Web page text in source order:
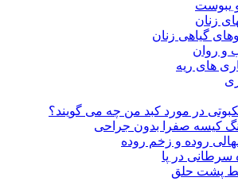
یبوست
زنان
گیاهی زنان
و روان
های ریه
در مورد کبد من چه می گویند؟
کیسه صفرا بدون جراحی
روده و زخم روده
سرطانی در پا
پشت حلق